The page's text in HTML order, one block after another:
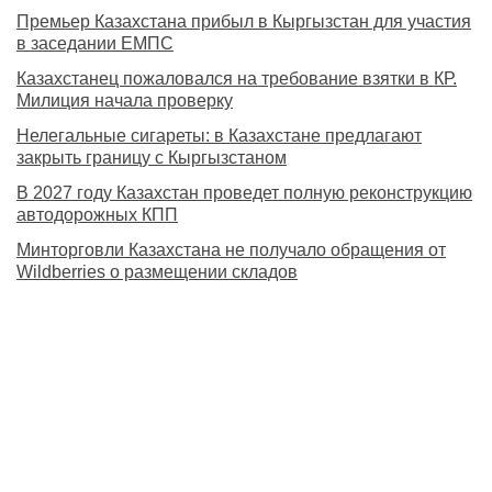
Премьер Казахстана прибыл в Кыргызстан для участия
в заседании ЕМПС
Казахстанец пожаловался на требование взятки в КР.
Милиция начала проверку
Нелегальные сигареты: в Казахстане предлагают
закрыть границу с Кыргызстаном
В 2027 году Казахстан проведет полную реконструкцию
автодорожных КПП
Минторговли Казахстана не получало обращения от
Wildberries о размещении складов